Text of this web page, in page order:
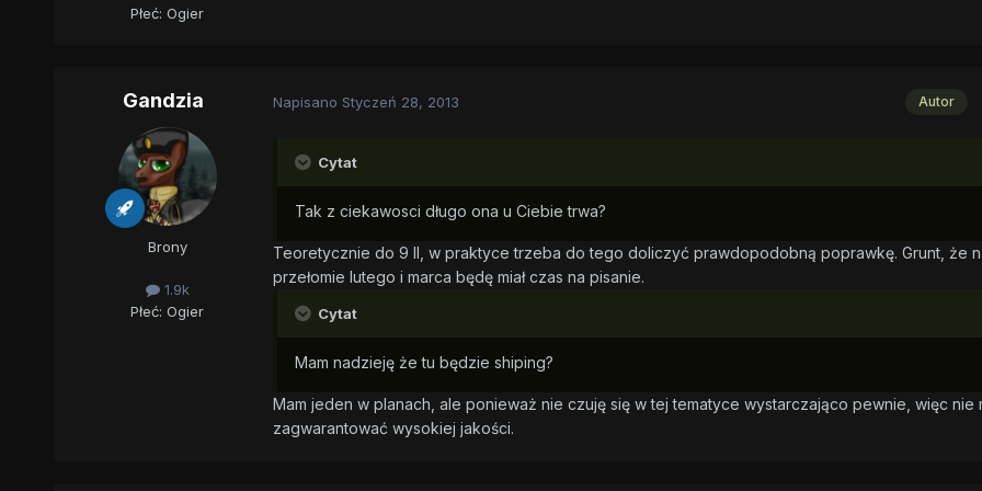
Płeć: Ogier
Gandzia
Brony
1.9k
Płeć: Ogier
Autor
Napisano Styczeń 28, 2013
Cytat
Tak z ciekawosci długo ona u Ciebie trwa?
Teoretycznie do 9 II, w praktyce trzeba do tego doliczyć prawdopodobną poprawkę. Grunt, że
przełomie lutego i marca będę miał czas na pisanie.
Cytat
Mam nadzieję że tu będzie shiping?
Mam jeden w planach, ale ponieważ nie czuję się w tej tematyce wystarczająco pewnie, więc nie
zagwarantować wysokiej jakości.